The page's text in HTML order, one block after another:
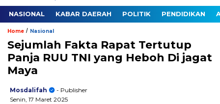
NASIONAL KABAR DAERAH POLITIK PENDIDIKAN
Home / Nasional
Sejumlah Fakta Rapat Tertutup
Panja RUU TNI yang Heboh Di jagat
Maya
Mosdalifah
- Publisher
Senin, 17 Maret 2025